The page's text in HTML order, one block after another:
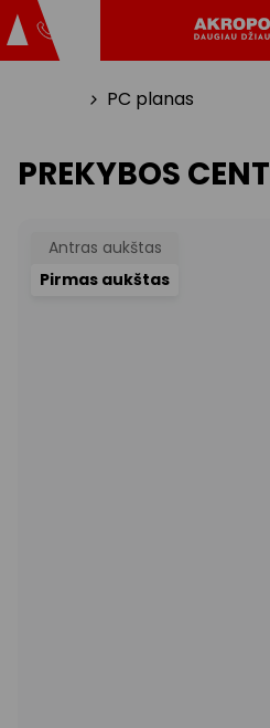
PC planas
PREKYBOS